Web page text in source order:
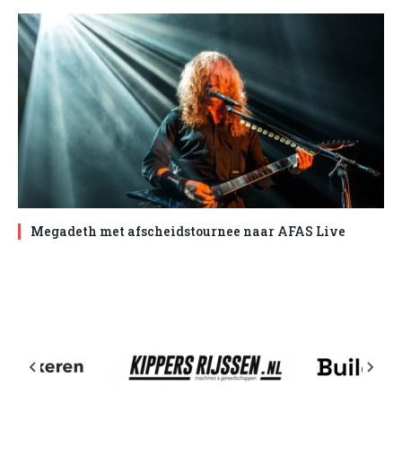
Megadeth met afscheidstournee naar AFAS Live